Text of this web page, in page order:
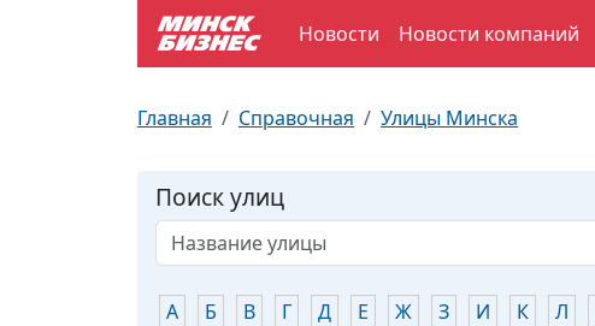
Новости Новости компаний
Главная Справочная Улицы Минска
Поиск улиц
А Б В Г Д Е Ж З И К Л
Почтовые индексы